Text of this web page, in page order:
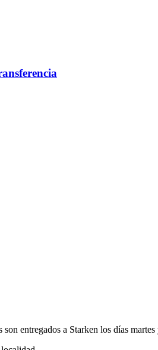
entregados a Starken los días martes